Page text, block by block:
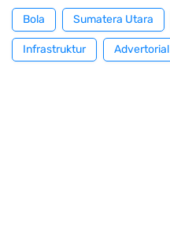
Bola Sumatera Utara
Infrastruktur Advertorial